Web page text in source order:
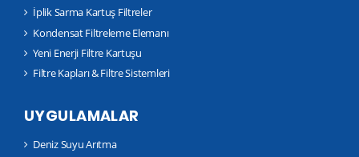
İplik Sarma Kartuş Filtreler
Kondensat Filtreleme Elemanı
Yeni Enerji Filtre Kartuşu
Filtre Kapları & Filtre Sistemleri
UYGULAMALAR
Deniz Suyu Arıtma